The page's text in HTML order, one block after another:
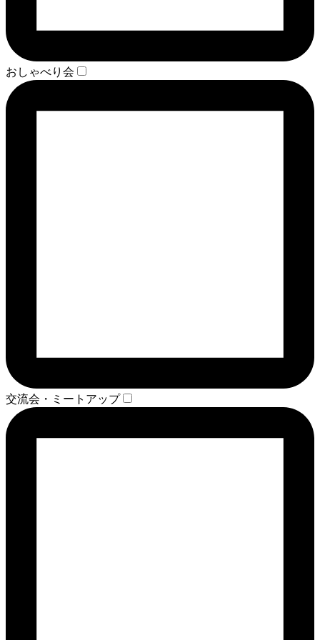
おしゃべり会
交流会・ミートアップ